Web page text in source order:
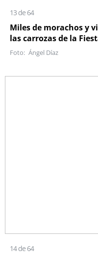
13 de 64
Miles de morachos y
las carrozas de la
Ángel Díaz
14 de 64